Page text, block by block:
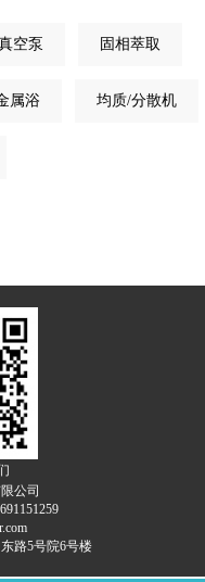
空泵 固相萃取
属浴 均质/分散机
公司
路5号院6号楼